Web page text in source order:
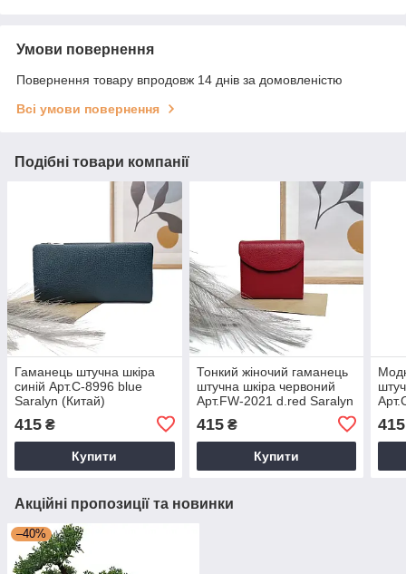
Умови повернення
Повернення товару впродовж 14 днів за домовленістю
Всі умови повернення
Подібні товари компанії
Гаманець штучна шкіра
синій Арт.C-8996 blue
Saralyn (Китай)
415 ₴
Купити
Тонкий жіночий гаманець
штучна шкіра червоний
Арт.FW-2021 d.red Saralyn
415₴
Купити
415
Акційні пропозиції та новинки
–40%